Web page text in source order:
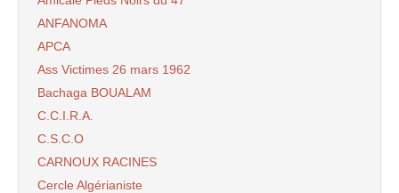
ANFANOMA
APCA
Ass Victimes 26 mars 1962
Bachaga BOUALAM
C.C.I.R.A.
C.S.C.O
CARNOUX RACINES
Cercle Algérianiste